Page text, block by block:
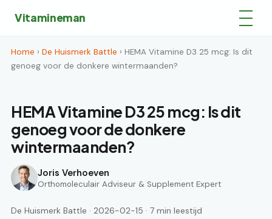
Vitamineman
Home › De Huismerk Battle › HEMA Vitamine D3 25 mcg: Is dit
genoeg voor de donkere wintermaanden?
HEMA Vitamine D3 25 mcg: Is dit
genoeg voor de donkere
wintermaanden?
Joris Verhoeven
Orthomoleculair Adviseur & Supplement Expert
De Huismerk Battle · 2026-02-15 · 7 min leestijd